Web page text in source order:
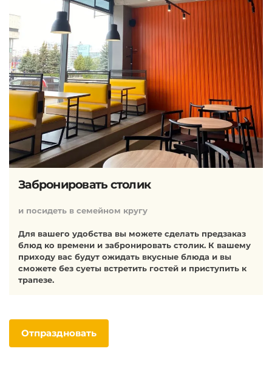
Забронировать столик
и посидеть в семейном кругу
Для вашего удобства вы можете сделать предзаказ
блюд ко времени и забронировать столик. К вашему
приходу вас будут ожидать вкусные блюда и вы
сможете без суеты встретить гостей и приступить к
трапезе.
Отпраздновать